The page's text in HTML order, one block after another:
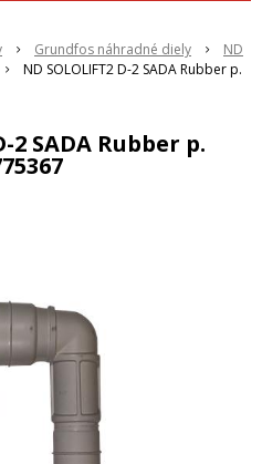
Grundfos náhradné diely
ND
ND SOLOLIFT2 D-2 SADA Rubber p.
2 SADA Rubber p.